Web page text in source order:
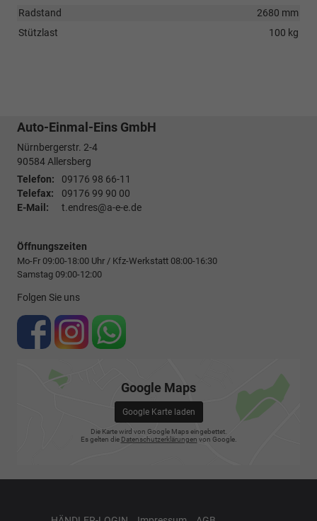
Radstand
2680 mm
Stützlast
100 kg
Auto-Einmal-Eins GmbH
Nürnbergerstr. 2-4
90584Allersberg
Telefon:
09176 98 66-11
Telefax:
09176 99 90 00
E-Mail:
t.endres@a-e-e.de
Öffnungszeiten
Mo-Fr 09:00-18:00 Uhr / Kfz-Werkstatt 08:00-16:30
Samstag 09:00-12:00
Folgen Sie uns
Google Maps
Google Karte laden
Die Karte wird von Google Maps eingebettet.
Es gelten die Datenschutzerklärungen von Google.